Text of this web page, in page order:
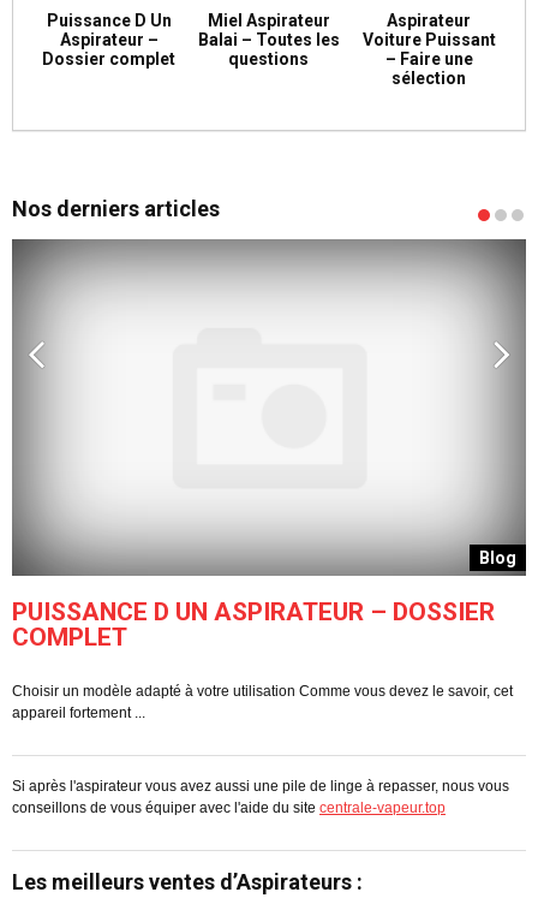
Puissance D Un
Aspirateur –
Dossier complet
Miel Aspirateur
Balai – Toutes les
questions
Aspirateur
Voiture Puissant
– Faire une
sélection
Nos derniers articles
Blog
PUISSANCE D UN ASPIRATEUR – DOSSIER
COMPLET
Choisir un modèle adapté à votre utilisation Comme vous devez le savoir, cet
appareil fortement ...
Si après l'aspirateur vous avez aussi une pile de linge à repasser, nous vous
conseillons de vous équiper avec l'aide du site centrale-vapeur.top
Les meilleurs ventes d’Aspirateurs :